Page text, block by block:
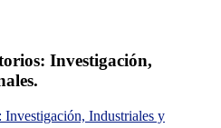
Investigación,